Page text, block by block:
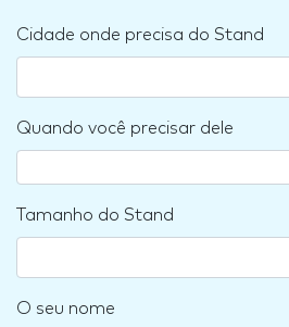
Cidade onde precisa do Stand
Quando você precisar dele
Tamanho do Stand
O seu nome